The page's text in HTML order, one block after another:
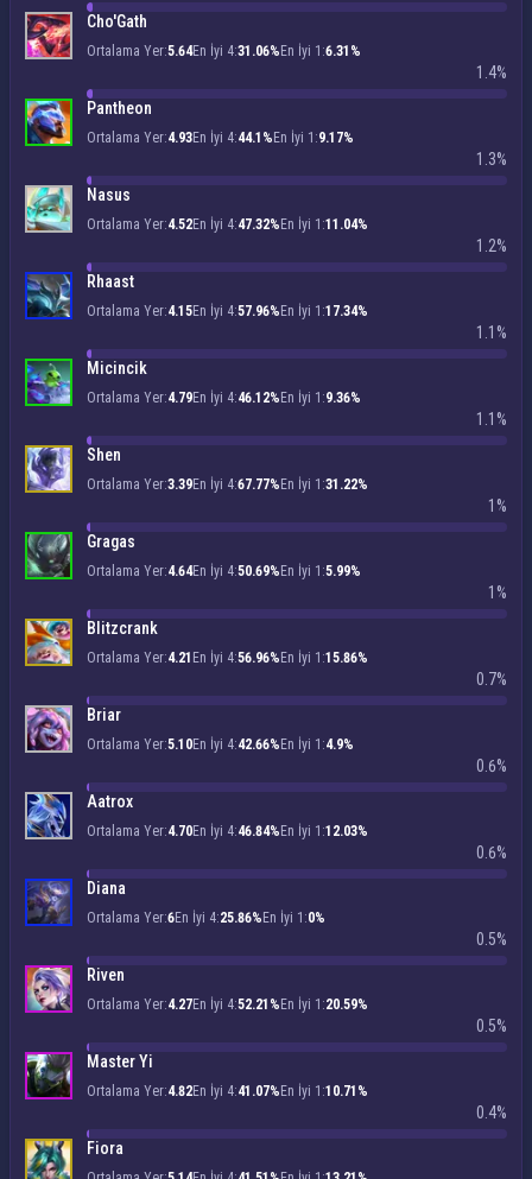
Cho'Gath
Ortalama Yer:5.64En İyi 4:31.06% En İyi 1:6.31%
1.4%
Pantheon
Ortalama Yer:4.93En İyi 4:44.1% En İyi 1:9.17%
1.3%
Nasus
Ortalama Yer:4.52En İyi 4:47.32% En İyi 1:11.04%
1.2%
Rhaast
Ortalama Yer:4.15En İyi 4:57.96% En İyi 1:17.34%
1.1%
Micincik
Ortalama Yer:4.79En İyi 4:46.12% En İyi 1:9.36%
1.1%
Shen
Ortalama Yer:3.39En İyi 4:67.77% En İyi 1:31.22%
1%
Gragas
Ortalama Yer:4.64En İyi 4:50.69% En İyi 1:5.99%
1%
Blitzcrank
Ortalama Yer:4.21 En İyi 4:56.96% En İyi 1:15.86%
0.7%
Briar
Ortalama Yer:5.10En İyi 4:42.66% En İyi 1:4.9%
0.6%
Aatrox
Ortalama Yer:4.70En İyi 4:46.84% En İyi 1:12.03%
0.6%
Diana
Ortalama Yer:6En İyi 4:25.86% En İyi 1:0%
0.5%
Riven
Ortalama Yer:4.27En İyi 4:52.21% En İyi 1:20.59%
0.5%
Master Yi
Ortalama Yer:4.82En İyi 4:41.07% En İyi 1:10.71%
0.4%
Fiora